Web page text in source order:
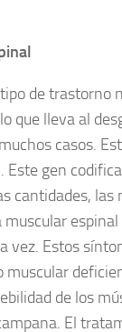
de trastorno
que lleva al
casos.
gen
cantidades,
vez. Estos
de los
El